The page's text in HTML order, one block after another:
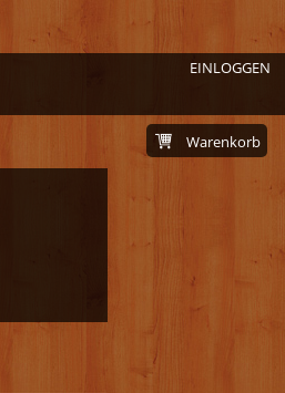
EINLOGGEN
Warenkorb